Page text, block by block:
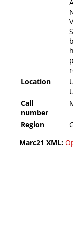
Location
Call
number
Region
Marc21 XML: